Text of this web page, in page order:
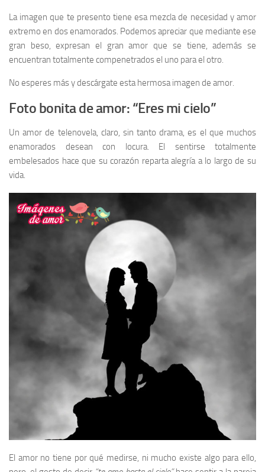
La imagen que te presento tiene esa mezcla de necesidad y amor
extremo en dos enamorados. Podemos apreciar que mediante ese
gran beso, expresan el gran amor que se tiene, además se
encuentran totalmente compenetrados el uno para el otro.
No esperes más y descárgate esta hermosa imagen de amor.
Foto bonita de amor: “Eres mi cielo”
Un amor de telenovela, claro, sin tanto drama, es el que muchos
enamorados desean con locura. El sentirse totalmente
embelesados hace que su corazón reparta alegría a lo largo de su
vida.
El amor no tiene por qué medirse, ni mucho existe algo para ello,